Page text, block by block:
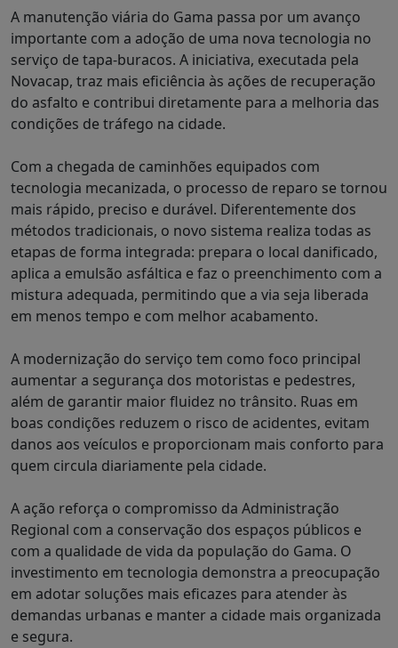
A manutenção viária do Gama passa por um avanço
importante com a adoção de uma nova tecnologia no
serviço de tapa-buracos. A iniciativa, executada pela
Novacap, traz mais eficiência às ações de recuperação
do asfalto e contribui diretamente para a melhoria das
condições de tráfego na cidade.
Com a chegada de caminhões equipados com
tecnologia mecanizada, o processo de reparo se tornou
mais rápido, preciso e durável. Diferentemente dos
métodos tradicionais, o novo sistema realiza todas as
etapas de forma integrada: prepara o local danificado,
aplica a emulsão asfáltica e faz o preenchimento com a
mistura adequada, permitindo que a via seja liberada
em menos tempo e com melhor acabamento.
A modernização do serviço tem como foco principal
aumentar a segurança dos motoristas e pedestres,
além de garantir maior fluidez no trânsito. Ruas em
boas condições reduzem o risco de acidentes, evitam
danos aos veículos e proporcionam mais conforto para
quem circula diariamente pela cidade.
A ação reforça o compromisso da Administração
Regional com a conservação dos espaços públicos e
com a qualidade de vida da população do Gama. O
investimento em tecnologia demonstra a preocupação
em adotar soluções mais eficazes para atender às
demandas urbanas e manter a cidade mais organizada
e segura.